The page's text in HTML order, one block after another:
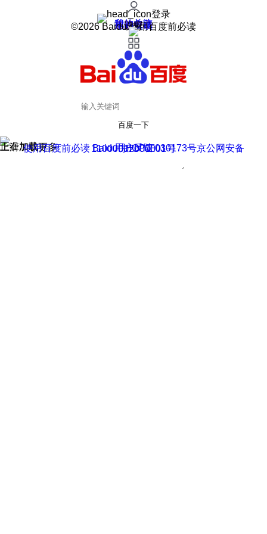
登录
我的关注
我的收藏
皮肤中心
用户反馈
设置
©2026 Baidu 使用百度前必读
百度一下
正在加载
上滑加载更多 用户反馈
使用百度前必读 Baidu 京ICP证030173号
京公网安备11000002000001号